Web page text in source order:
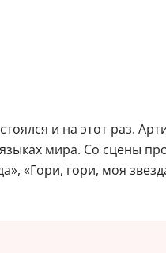
и на этот раз.
мира. Со сцены
«Гори, гори, моя